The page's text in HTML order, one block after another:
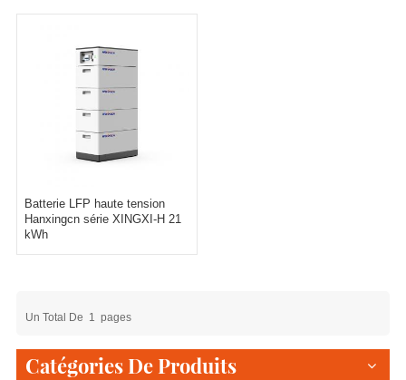
Batterie LFP haute tension
Hanxingcn série XINGXI-H 21
kWh
Un Total De 1 Pages
Catégories De Produits